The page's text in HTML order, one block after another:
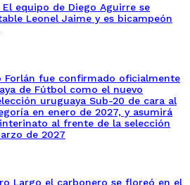
equipo de Diego Aguirre se
Leonel Jaime y es bicampeón
Forlán fue confirmado oficialmente
de Fútbol como el nuevo
uruguaya Sub-20 de cara al
en enero de 2027, y asumirá
al frente de la selección
de 2027
Largo el carbonero se floreó en el